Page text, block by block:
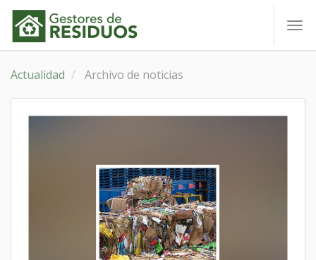
Actualidad
Archivo de noticias